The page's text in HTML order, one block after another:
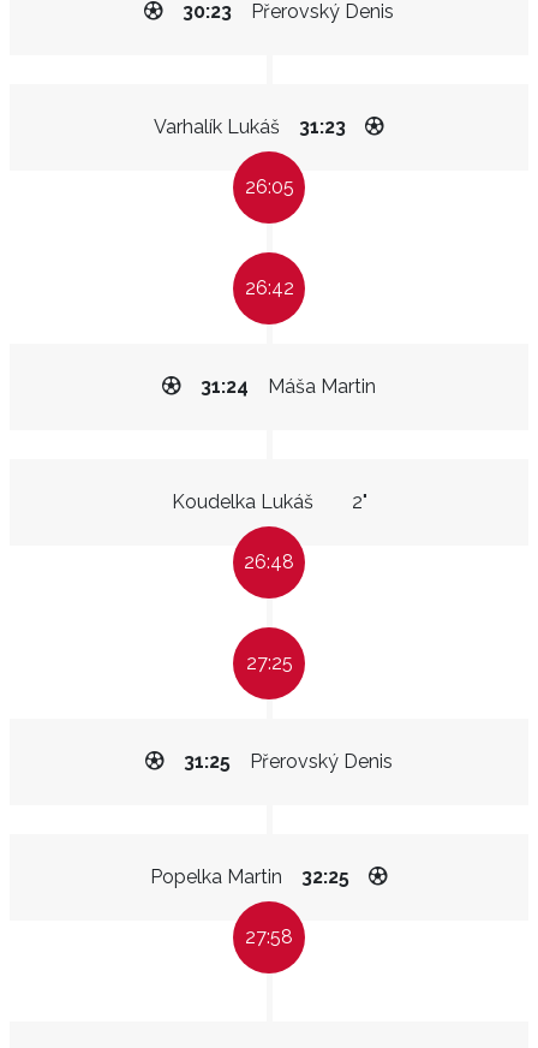
Přerovský Denis
30:23
Varhalík Lukáš 31:23
26:05
26:42
Máša Martin
31:24
Koudelka Lukáš 2"
26:48
27:25
Přerovský Denis
31:25
Popelka Martin 32:25
27:58